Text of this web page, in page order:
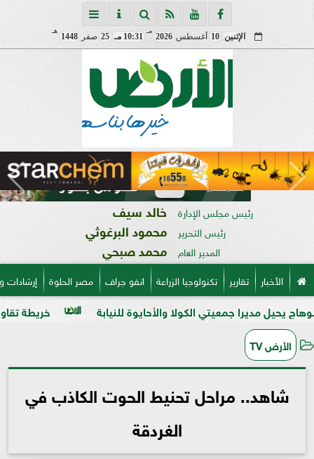
الإثنين 10 أغسطس 2026
مـ
10:31 مـ 25 صفر 1448
هـ
رئيس مجلس الإدارة خالد سيف
رئيس التحرير محمود البرغوثي
المدير العام محمد صبحي
الأخبار تقارير تكنولوجيا الزراعة انفو جراف مصر الحلوة
خريطة تقاوي القمح الجديدة.. جمعيتي الكولا والأحايوة للنيابة
الأرض TV
شاهد.. مراحل تحنيط الحوت الكاذب في
الغردقة